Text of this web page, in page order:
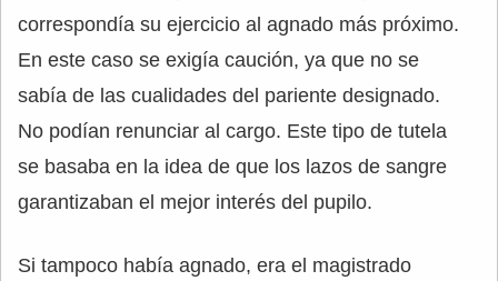
correspondía su ejercicio al agnado más próximo.
En este caso se exigía caución, ya que no se
sabía de las cualidades del pariente designado.
No podían renunciar al cargo. Este tipo de tutela
se basaba en la idea de que los lazos de sangre
garantizaban el mejor interés del pupilo.
Si tampoco había agnado, era el magistrado